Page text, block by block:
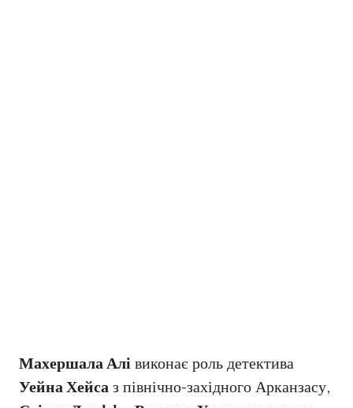
Махершала Алівиконає роль детектива
Уейна Хейсаз північно-західного Арканзасу,